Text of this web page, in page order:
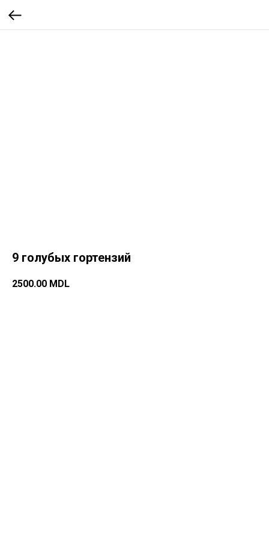
9 голубых гортензий
2500.00 MDL